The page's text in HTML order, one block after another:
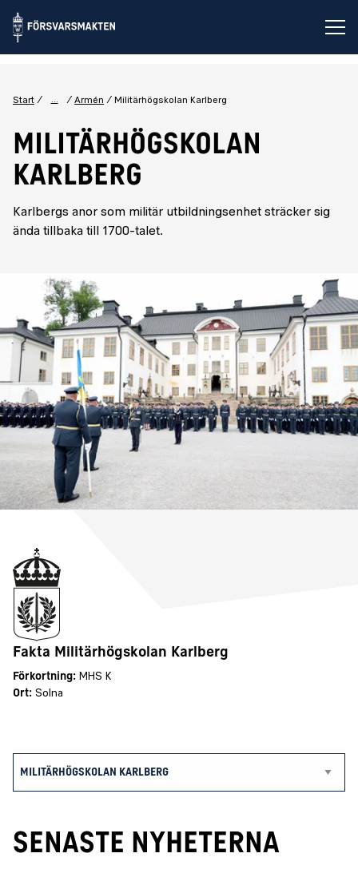
Start ... Armén Militärhögskolan Karlberg
MILITÄRHÖGSKOLAN
KARLBERG
Karlbergs anor som militär utbildningsenhet sträcker sig
ända tillbaka till 1700-talet.
Fakta Militärhögskolan Karlberg
Förkortning: MHS K
Ort: Solna
SENASTE NYHETERNA